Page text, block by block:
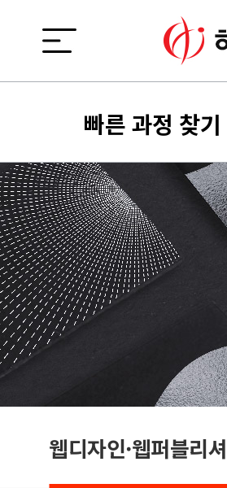
빠른 과정 찾기
웹디자인·웹퍼블리셔